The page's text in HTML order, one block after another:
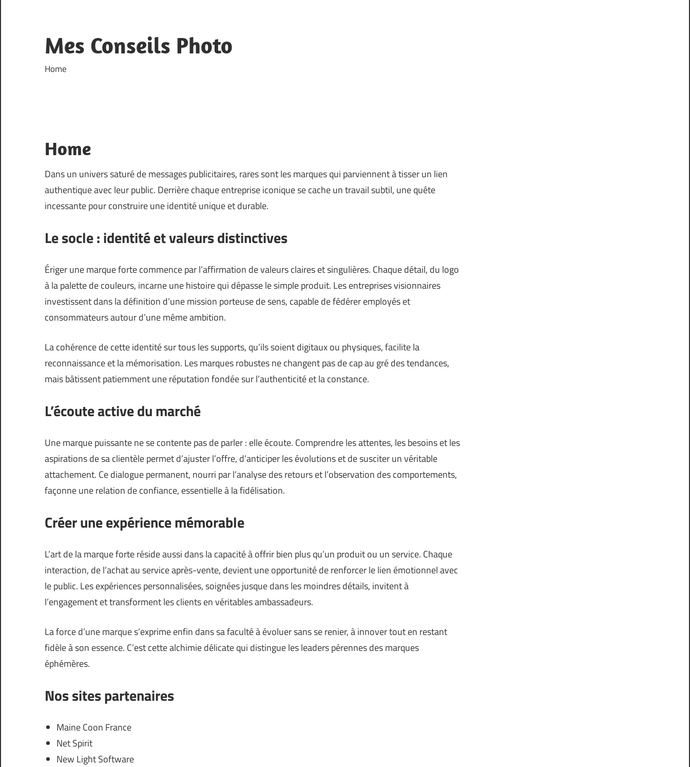
content
Mes Conseils Photo
Home
Home
Dans un univers saturé de messages publicitaires, rares sont les marques qui parviennent à tisser un lien
authentique avec leur public. Derrière chaque entreprise iconique se cache un travail subtil, une quête
incessante pour construire une identité unique et durable.
Le socle : identité et valeurs distinctives
Ériger une marque forte commence par l’affirmation de valeurs claires et singulières. Chaque détail, du logo
à la palette de couleurs, incarne une histoire qui dépasse le simple produit. Les entreprises visionnaires
investissent dans la définition d’une mission porteuse de sens, capable de fédérer employés et
consommateurs autour d’une même ambition.
La cohérence de cette identité sur tous les supports, qu’ils soient digitaux ou physiques, facilite la
reconnaissance et la mémorisation. Les marques robustes ne changent pas de cap au gré des tendances,
mais bâtissent patiemment une réputation fondée sur l’authenticité et la constance.
L’écoute active du marché
Une marque puissante ne se contente pas de parler : elle écoute. Comprendre les attentes, les besoins et les
aspirations de sa clientèle permet d’ajuster l’offre, d’anticiper les évolutions et de susciter un véritable
attachement. Ce dialogue permanent, nourri par l’analyse des retours et l’observation des comportements,
façonne une relation de confiance, essentielle à la fidélisation.
Créer une expérience mémorable
L’art de la marque forte réside aussi dans la capacité à offrir bien plus qu’un produit ou un service. Chaque
interaction, de l’achat au service après-vente, devient une opportunité de renforcer le lien émotionnel avec
le public. Les expériences personnalisées, soignées jusque dans les moindres détails, invitent à
l’engagement et transforment les clients en véritables ambassadeurs.
La force d’une marque s’exprime enfin dans sa faculté à évoluer sans se renier, à innover tout en restant
fidèle à son essence. C’est cette alchimie délicate qui distingue les leaders pérennes des marques
éphémères.
Nos sites partenaires
Maine Coon France
Net Spirit
New Light Software